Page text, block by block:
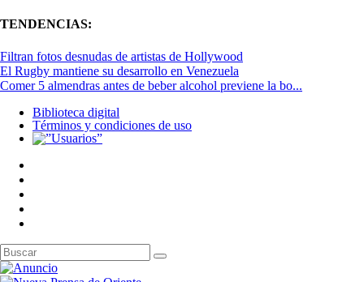
TENDENCIAS:
Filtran fotos desnudas de artistas de Hollywood
El Rugby mantiene su desarrollo en Venezuela
Comer 5 almendras antes de beber alcohol previene la bo...
Biblioteca digital
Términos y condiciones de uso